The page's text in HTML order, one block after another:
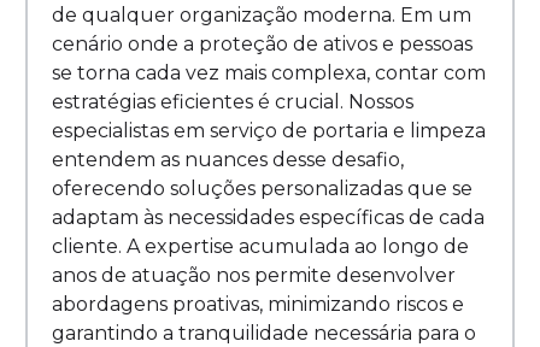
de qualquer organização moderna. Em um
cenário onde a proteção de ativos e pessoas
se torna cada vez mais complexa, contar com
estratégias eficientes é crucial. Nossos
especialistas em serviço de portaria e limpeza
entendem as nuances desse desafio,
oferecendo soluções personalizadas que se
adaptam às necessidades específicas de cada
cliente. A expertise acumulada ao longo de
anos de atuação nos permite desenvolver
abordagens proativas, minimizando riscos e
garantindo a tranquilidade necessária para o